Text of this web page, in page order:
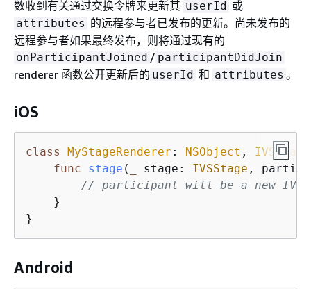
数收到有关通过交换令牌来更新其 userId 或
attributes 的远程参与者已发布的更新。尚未发布的
远程参与者如果最终发布，则将通过现有的
onParticipantJoined / participantDidJoin
renderer 函数公开更新后的 userId 和 attributes 。
iOS
class MyStageRenderer : NSObject ,
func
stage ( stage : IVSStage ,
// participant will be a new
    }
}
Android